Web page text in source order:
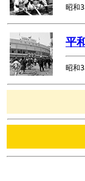
昭和
平
昭和